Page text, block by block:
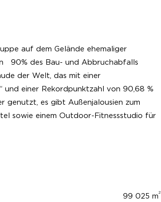
auf dem Gelände ehemaliger
90% des Bau- und Abbruchabfalls
der Welt, das mit einer
und einer Rekordpunktzahl von 90,68 %
genutzt, es gibt Außenjalousien zum
sowie einem Outdoor-Fitnessstudio für
99 025 m2